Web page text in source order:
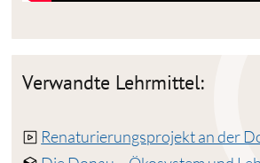
Verwandte Lehrmittel:
Renaturierungsprojekt an der